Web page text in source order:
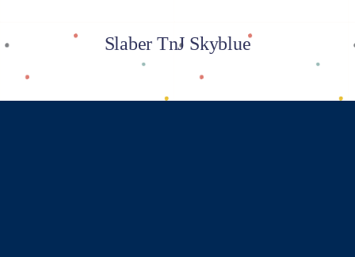
Slaber TnJ Skyblue